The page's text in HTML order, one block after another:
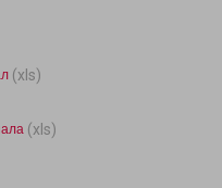
(xls)
(xls)